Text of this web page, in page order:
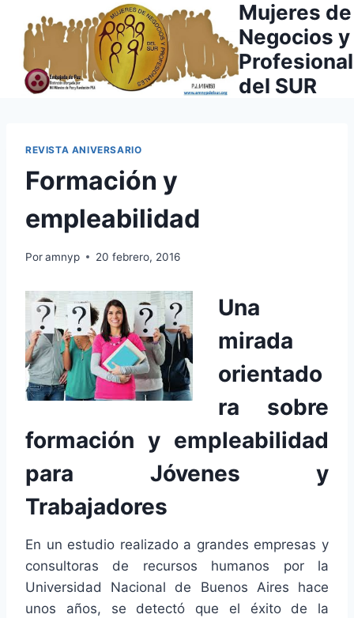
contenido
Mujeres de
Negocios y
del SUR
REVISTA ANIVERSARIO
Formación y
empleabilidad
Poramnyp 20 febrero, 2016
Una
mirada
orientado
ra sobre
formación y empleabilidad
para Jóvenes y
Trabajadores
En un estudio realizado a grandes empresas y
consultoras de recursos humanos por la
Universidad Nacional de Buenos Aires hace
unos años, se detectó que el éxito de la